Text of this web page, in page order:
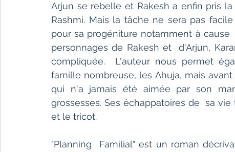
Arjun se rebelle et Rakesh a enfin pris
Rashmi. Mais la tâche ne sera pas
pour sa progéniture notamment à
personnages de Rakesh et  d'Arjun,
compliquée.  L'auteur nous permet
famille nombreuse, les Ahuja, mais
qui n'a jamais été aimée par son
grossesses. Ses échappatoires de  sa
et le tricot.
"Planning  Familial" est un roman